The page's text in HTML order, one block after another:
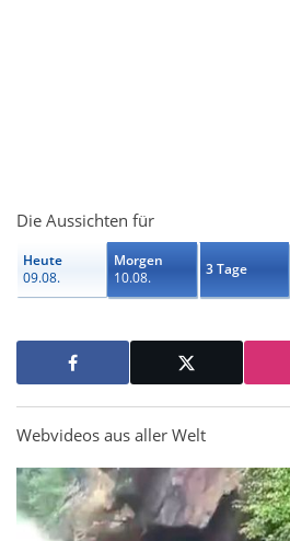
Die Aussichten für
Heute
09.08.
Morgen
10.08.
3 Tage
Webvideos aus aller Welt